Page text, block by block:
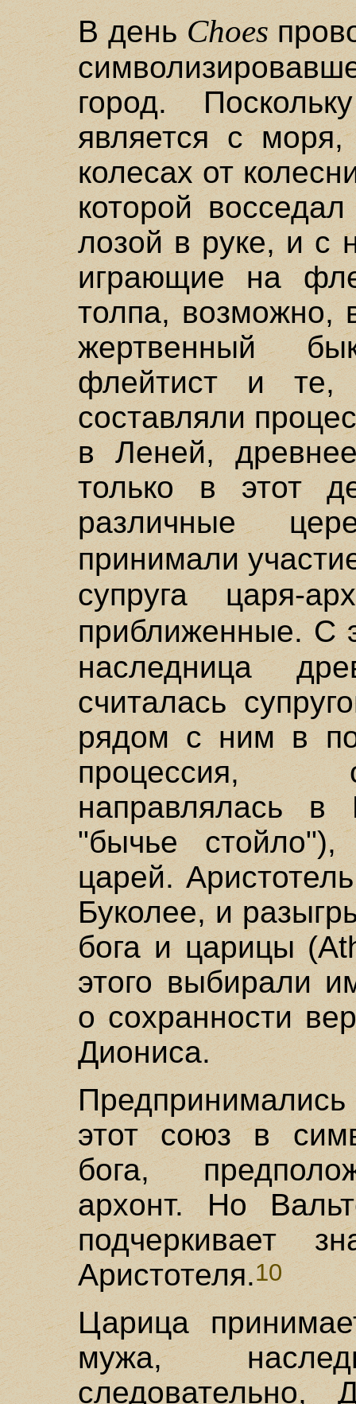
В день Choes
город.
является с
колесах от
которой
лозой в руке, и с
играющие на
толпа, возможно,
жертвенный
флейтист и те,
составляли
в Леней,
только в этот
различные
принимали
супруга царя-
приближенные. С
наследница
считалась
рядом с ним в
процессия,
направлялась в
"бычье
царей.
Буколее, и
бога и царицы
этого выбирали
о сохранности
Диониса.
этот союз в
бога,
архонт. Но
подчеркивает
Аристотеля.10
Царица
мужа,
следовательно,